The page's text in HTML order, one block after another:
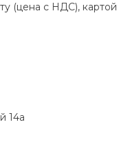
(цена с НДС), картой
14а